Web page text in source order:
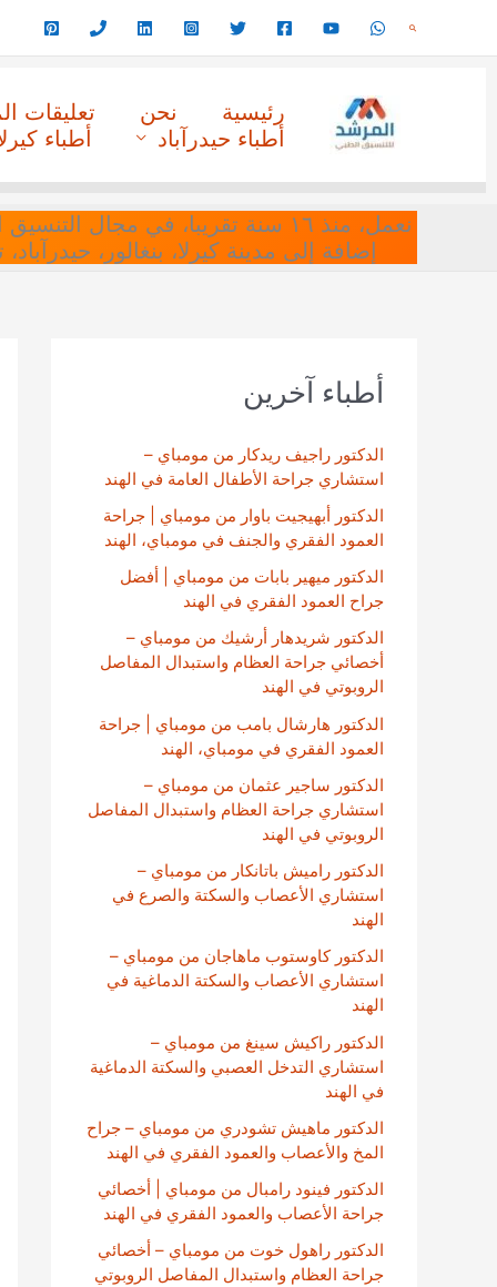
البحث
رئيسية نحن
تعليقات
أطباء حيدرآباد
أطباء
نعمل، منذ ١٦ سنة تقريبا، في
إضافة إلى مدينة كيرلا، بنغالور،
أطباء آخرين
الدكتور راجيف ريدكار من مومباي –
استشاري جراحة الأطفال العامة في الهند
الدكتور أبهيجيت باوار من مومباي | جراحة
العمود الفقري والجنف في مومباي، الهند
الدكتور ميهير بابات من مومباي | أفضل
جراح العمود الفقري في الهند
الدكتور شريدهار أرشيك من مومباي –
أخصائي جراحة العظام واستبدال المفاصل
الروبوتي في الهند
الدكتور هارشال بامب من مومباي | جراحة
العمود الفقري في مومباي، الهند
الدكتور ساجير عثمان من مومباي –
استشاري جراحة العظام واستبدال المفاصل
الروبوتي في الهند
الدكتور راميش باتانكار من مومباي –
استشاري الأعصاب والسكتة والصرع في
الهند
الدكتور كاوستوب ماهاجان من مومباي –
استشاري الأعصاب والسكتة الدماغية في
الهند
الدكتور راكيش سينغ من مومباي –
استشاري التدخل العصبي والسكتة الدماغية
في الهند
الدكتور ماهيش تشودري من مومباي – جراح
المخ والأعصاب والعمود الفقري في الهند
الدكتور فينود رامبال من مومباي | أخصائي
جراحة الأعصاب والعمود الفقري في الهند
الدكتور راهول خوت من مومباي – أخصائي
جراحة العظام واستبدال المفاصل الروبوتي